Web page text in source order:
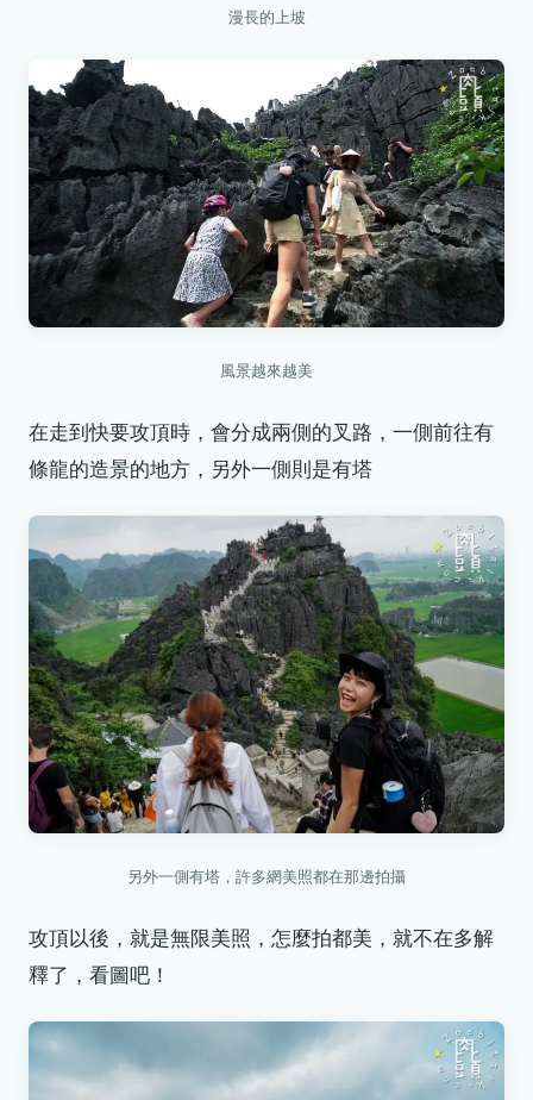
漫長的上坡
風景越來越美
在走到快要攻頂時，會分成兩側的叉路，一側前往有
條龍的造景的地方，另外一側則是有塔
另外一側有塔，許多網美照都在那邊拍攝
攻頂以後，就是無限美照，怎麼拍都美，就不在多解
釋了，看圖吧！